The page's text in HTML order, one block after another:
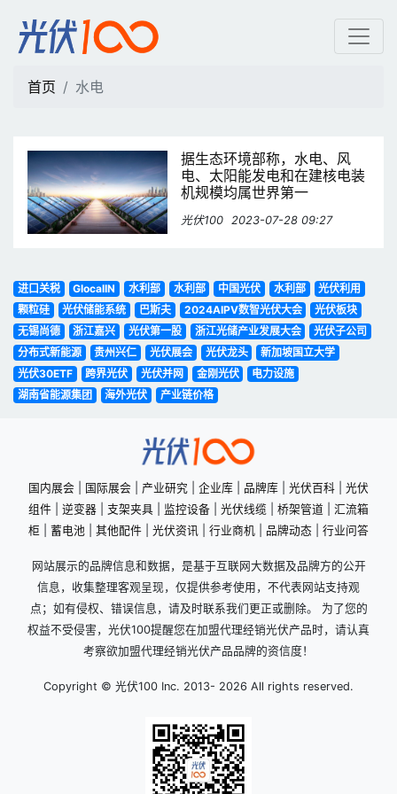
水电 | 光伏100
首页 水电
据生态环境部称，水电、风
电、太阳能发电和在建核电装
机规模均属世界第一
光伏100 2023-07-28 09:27
进口关税 GlocalIN 水利部 水利部 中国光伏 水利部
光伏利用
颗粒硅
光伏储能系统 巴斯夫 2024AIPV数智光伏大会
光伏板块
无锡尚德
浙江嘉兴 光伏第一股 浙江光储产业发展大会
光伏子公司
分布式新能源
贵州兴仁 光伏展会 光伏龙头
新加坡国立大学
光伏30ETF
跨界光伏 光伏并网 金刚光伏
电力设施
湖南省能源集团
海外光伏 产业链价格
国内展会 国际展会 产业研究 企业库 品牌库 光伏百科
光伏
组件
逆变器 支架夹具 监控设备 光伏线缆 桥架管道
汇流箱
柜
蓄电池 其他配件 光伏资讯 行业商机 品牌动态 行业问答
网站展示的品牌信息和数据，是基于互联网大数据及品牌方的公开
信息，收集整理客观呈现，仅提供参考使用，不代表网站支持观
点；如有侵权、错误信息，请及时联系我们更正或删除。 为了您的
权益不受侵害，光伏100提醒您在加盟代理经销光伏产品时，请认真
考察欲加盟代理经销光伏产品品牌的资信度！
Copyright © 光伏100 Inc. 2013- 2026 All rights reserved.